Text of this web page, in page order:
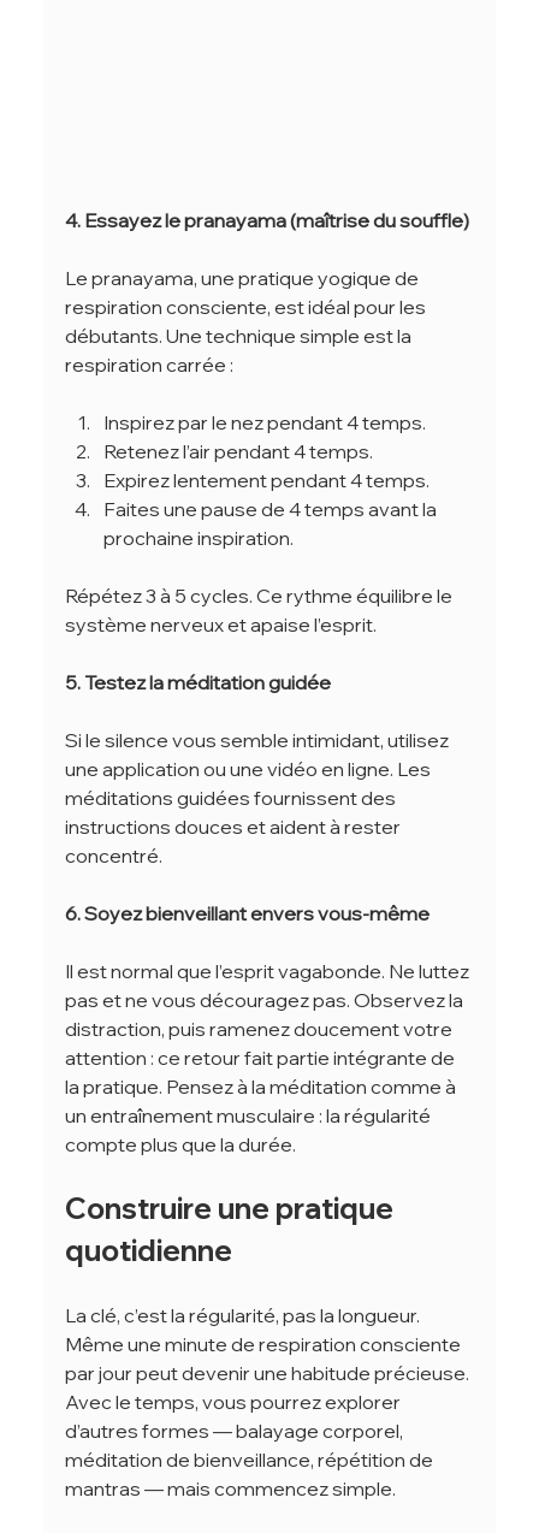
4. Essayez le pranayama (maîtrise du souffle)
Le pranayama, une pratique yogique de
respiration consciente, est idéal pour les
débutants. Une technique simple est la
respiration carrée :
Inspirez par le nez pendant 4 temps.
Retenez l’air pendant 4 temps.
Expirez lentement pendant 4 temps.
Faites une pause de 4 temps avant la
prochaine inspiration.
Répétez 3 à 5 cycles. Ce rythme équilibre le
système nerveux et apaise l’esprit.
5. Testez la méditation guidée
Si le silence vous semble intimidant, utilisez
une application ou une vidéo en ligne. Les
méditations guidées fournissent des
instructions douces et aident à rester
concentré.
6. Soyez bienveillant envers vous-même
Il est normal que l’esprit vagabonde. Ne luttez
pas et ne vous découragez pas. Observez la
distraction, puis ramenez doucement votre
attention : ce retour fait partie intégrante de
la pratique. Pensez à la méditation comme à
un entraînement musculaire : la régularité
compte plus que la durée.
Construire une pratique
quotidienne
La clé, c’est la régularité, pas la longueur.
Même une minute de respiration consciente
par jour peut devenir une habitude précieuse.
Avec le temps, vous pourrez explorer
d’autres formes — balayage corporel,
méditation de bienveillance, répétition de
mantras — mais commencez simple.